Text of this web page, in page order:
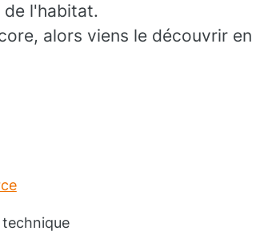
de l'habitat.
alors viens le découvrir en